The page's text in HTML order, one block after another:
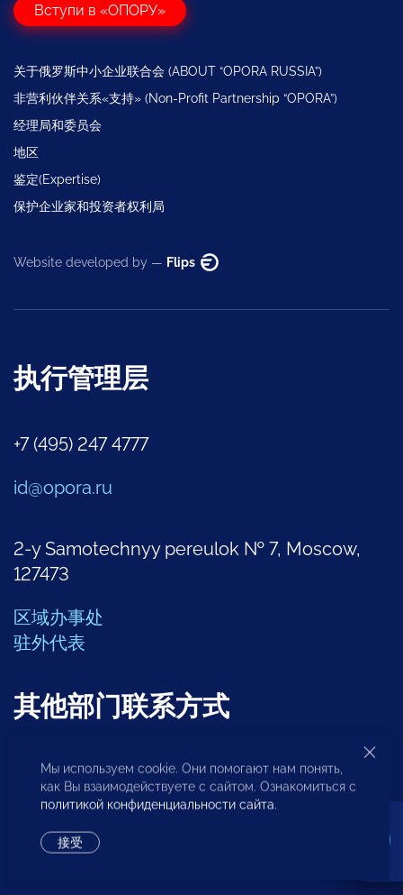
Вступи в «ОПОРУ»
关于俄罗斯中小企业联合会 (ABOUT “OPORA RUSSIA”)
非营利伙伴关系«支持» (Non-Profit Partnership “OPORA”)
经理局和委员会
地区
鉴定(Expertise)
保护企业家和投资者权利局
Website developed by — Flips
执行管理层
+7 (495) 247 4777
id@opora.ru
2-y Samotechnyy pereulok № 7, Moscow,
127473
区域办事处
驻外代表
其他部门联系方式
创业问题分析中心
+7 (495) 247-4777
Мы используем cookie. Они помогают нам понять,
как Вы взаимодействуете с сайтом. Ознакомиться с
политикой конфиденциальности сайта.
接受